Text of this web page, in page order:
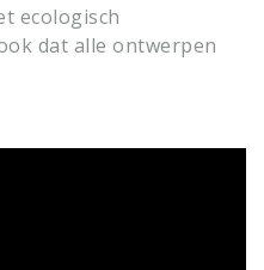
ecologisch
dat alle ontwerpen